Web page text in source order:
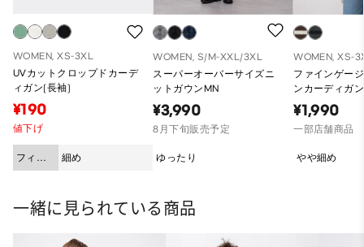
WOMEN, XS-3XL
UVカットクロップドカーデ
ィガン(長袖)
¥190
値下げ
フィッ
ト
細め
WOMEN, S/M-XXL/3XL
スーパーオーバーサイズニ
ットガウンMN
¥3,990
8月下旬販売予定
ゆったり
WOMEN, XS-
ファインゲー
ンカーディガ
¥1,990
一部店舗商品
やや細め
一緒に見られている商品